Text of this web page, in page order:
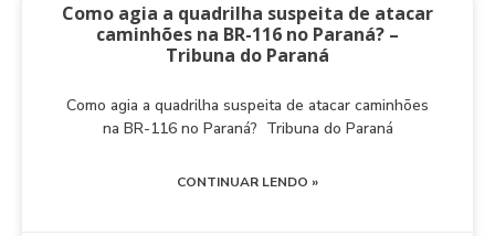
Como agia a quadrilha suspeita de atacar
caminhões na BR-116 no Paraná? –
Tribuna do Paraná
Como agia a quadrilha suspeita de atacar caminhões
na BR-116 no Paraná? Tribuna do Paraná
CONTINUAR LENDO »